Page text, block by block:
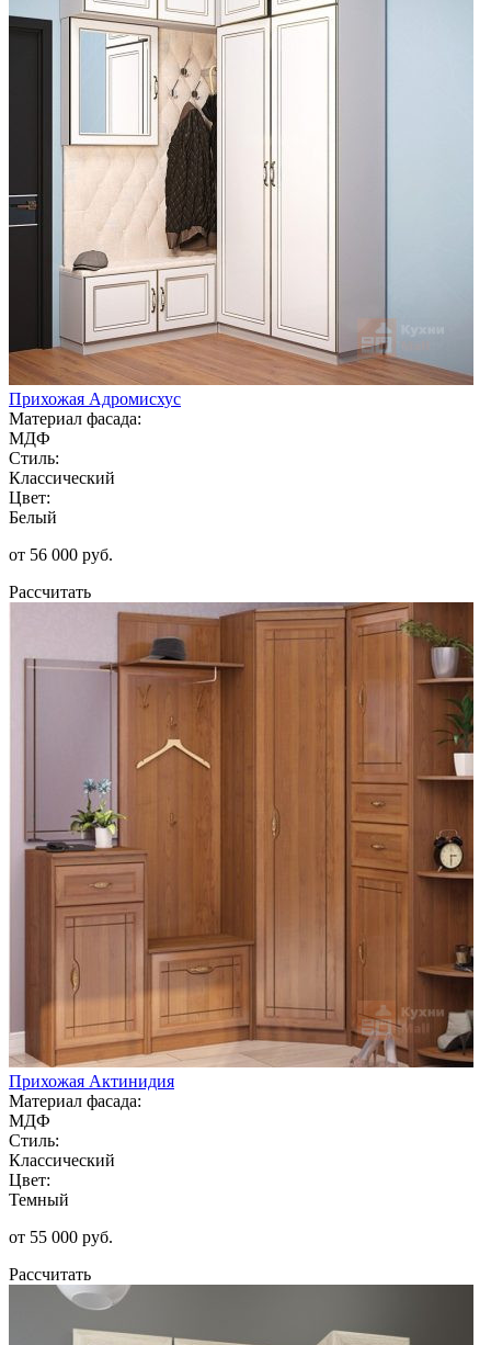
Прихожая Адромисхус
Материал фасада:
МДФ
Стиль:
Классический
Цвет:
Белый
от 56 000 руб.
Рассчитать
Прихожая Актинидия
Материал фасада:
МДФ
Стиль:
Классический
Цвет:
Темный
от 55 000 руб.
Рассчитать